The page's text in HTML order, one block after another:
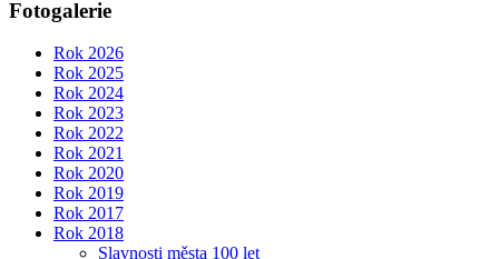
Fotogalerie
Rok 2026
Rok 2025
Rok 2024
Rok 2023
Rok 2022
Rok 2021
Rok 2020
Rok 2019
Rok 2017
Rok 2018
Slavnosti města 100 let